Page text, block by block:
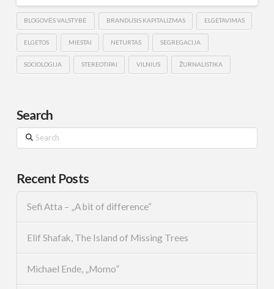
BLOGOVĖS VALSTYBĖ BRANDUSIS KAPITALIZMAS ELGETAVIMAS
ELGETOS MIESTAI NETURTAS SEGREGACIJA
SOCIOLOGIJA STEREOTIPAI VILNIUS ŽURNALISTIKA
Search
Search
Recent Posts
Sefi Atta – „A bit of difference“
Elif Shafak, The Island of Missing Trees
Michael Ende, „Momo”